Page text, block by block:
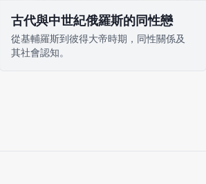
古代與中世紀俄羅斯的同性戀
從基輔羅斯到彼得大帝時期，同性關係及
其社會認知。